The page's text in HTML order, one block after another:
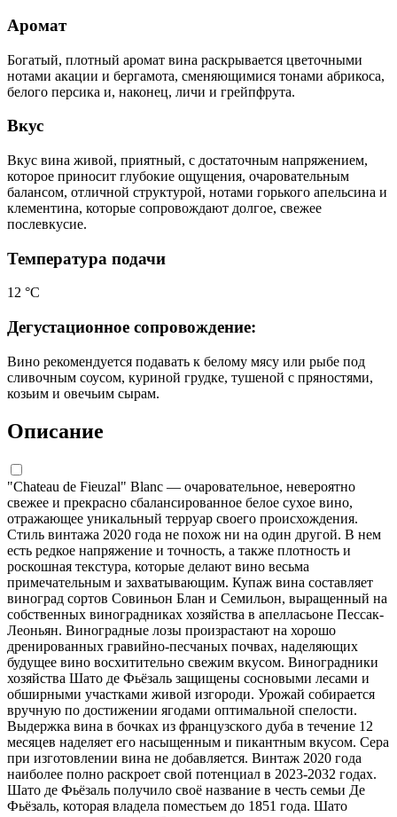
Аромат
Богатый, плотный аромат вина раскрывается цветочными
нотами акации и бергамота, сменяющимися тонами абрикоса,
белого персика и, наконец, личи и грейпфрута.
Вкус
Вкус вина живой, приятный, с достаточным напряжением,
которое приносит глубокие ощущения, очаровательным
балансом, отличной структурой, нотами горького апельсина и
клементина, которые сопровождают долгое, свежее
послевкусие.
Температура подачи
12 °С
Дегустационное сопровождение:
Вино рекомендуется подавать к белому мясу или рыбе под
сливочным соусом, куриной грудке, тушеной с пряностями,
козьим и овечьим сырам.
Описание
"Chateau de Fieuzal" Blanc — очаровательное, невероятно
свежее и прекрасно сбалансированное белое сухое вино,
отражающее уникальный терруар своего происхождения.
Стиль винтажа 2020 года не похож ни на один другой. В нем
есть редкое напряжение и точность, а также плотность и
роскошная текстура, которые делают вино весьма
примечательным и захватывающим. Купаж вина составляет
виноград сортов Совиньон Блан и Семильон, выращенный на
собственных виноградниках хозяйства в апелласьоне Пессак-
Леоньян. Виноградные лозы произрастают на хорошо
дренированных гравийно-песчаных почвах, наделяющих
будущее вино восхитительно свежим вкусом. Виноградники
хозяйства Шато де Фьёзаль защищены сосновыми лесами и
обширными участками живой изгороди. Урожай собирается
вручную по достижении ягодами оптимальной спелости.
Выдержка вина в бочках из французского дуба в течение 12
месяцев наделяет его насыщенным и пикантным вкусом. Сера
при изготовлении вина не добавляется. Винтаж 2020 года
наиболее полно раскроет свой потенциал в 2023-2032 годах.
Шато де Фьёзаль получило своё название в честь семьи Де
Фьёзаль, которая владела поместьем до 1851 года. Шато